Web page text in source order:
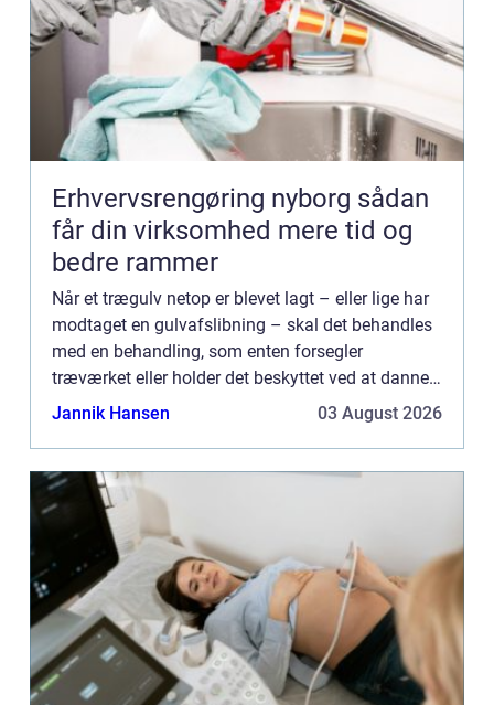
Erhvervsrengøring nyborg sådan
får din virksomhed mere tid og
bedre rammer
Når et trægulv netop er blevet lagt – eller lige har
modtaget en gulvafslibning – skal det behandles
med en behandling, som enten forsegler
træværket eller holder det beskyttet ved at danne
en hinde i selve tr&aeli...
Jannik Hansen 03 August 2026